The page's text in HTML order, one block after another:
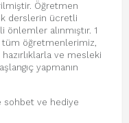
Öğretmen
derslerin ücretli
alınmıştır. 1
tüm öğretmenlerimiz,
hazırlıklarla ve mesleki
yapmanın
sohbet ve hediye